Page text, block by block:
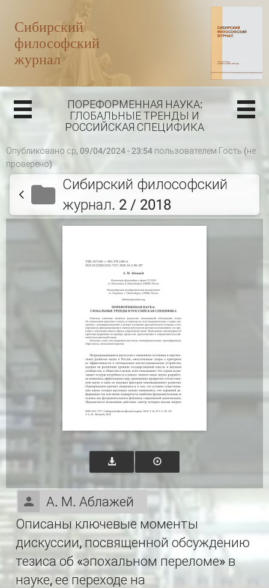
ПОРЕФОРМЕННАЯ НАУКА:
ГЛОБАЛЬНЫЕ ТРЕНДЫ И
РОССИЙСКАЯ СПЕЦИФИКА
Опубликовано ср, 09/04/2024 - 23:54 пользователем Гость (не
проверено)
Сибирский философский
журнал. 2 / 2018
А. М. Аблажей
Описаны ключевые моменты
дискуссии, посвященной обсуждению
тезиса об «эпохальном переломе» в
науке, ее переходе на